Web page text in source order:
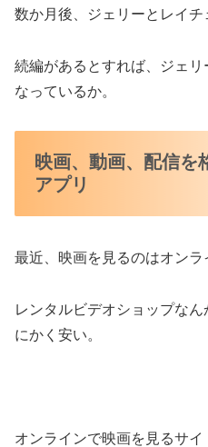
数か月後、ジェリーとレイチ
続編があるとすれば、ジェ
なっているか。
映画、動画、配信を
アプリ
最近、映画を見るのはオンラ
レンタルビデオショップな
にかく安い。
オンラインで映画を見るサ